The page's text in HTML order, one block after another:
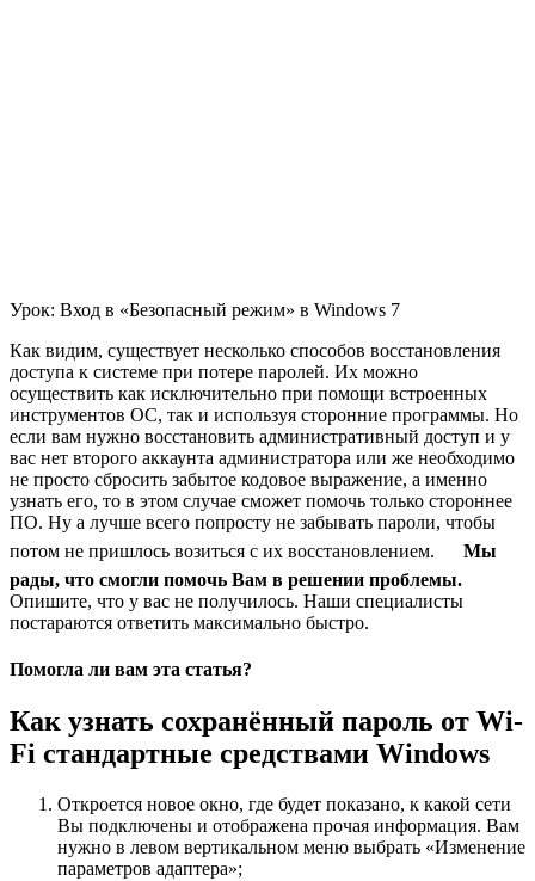
Урок: Вход в «Безопасный режим» в Windows 7
Как видим, существует несколько способов восстановления
доступа к системе при потере паролей. Их можно
осуществить как исключительно при помощи встроенных
инструментов ОС, так и используя сторонние программы. Но
если вам нужно восстановить административный доступ и у
вас нет второго аккаунта администратора или же необходимо
не просто сбросить забытое кодовое выражение, а именно
узнать его, то в этом случае сможет помочь только стороннее
ПО. Ну а лучше всего попросту не забывать пароли, чтобы
потом не пришлось возиться с их восстановлением.
Мы
рады, что смогли помочь Вам в решении проблемы.
Опишите, что у вас не получилось. Наши специалисты
постараются ответить максимально быстро.
Помогла ли вам эта статья?
Как узнать сохранённый пароль от Wi-
Fi стандартные средствами Windows
Откроется новое окно, где будет показано, к какой сети
Вы подключены и отображена прочая информация. Вам
нужно в левом вертикальном меню выбрать «Изменение
параметров адаптера»;